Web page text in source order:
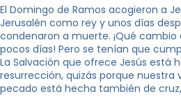
El Domingo de Ramos acogieron a
Jerusalén como rey y unos días
condenaron a muerte. ¡Qué
pocos días! Pero se tenían que
La Salvación que ofrece Jesús está
resurrección, quizás porque nuestra
pecado está hecha también de